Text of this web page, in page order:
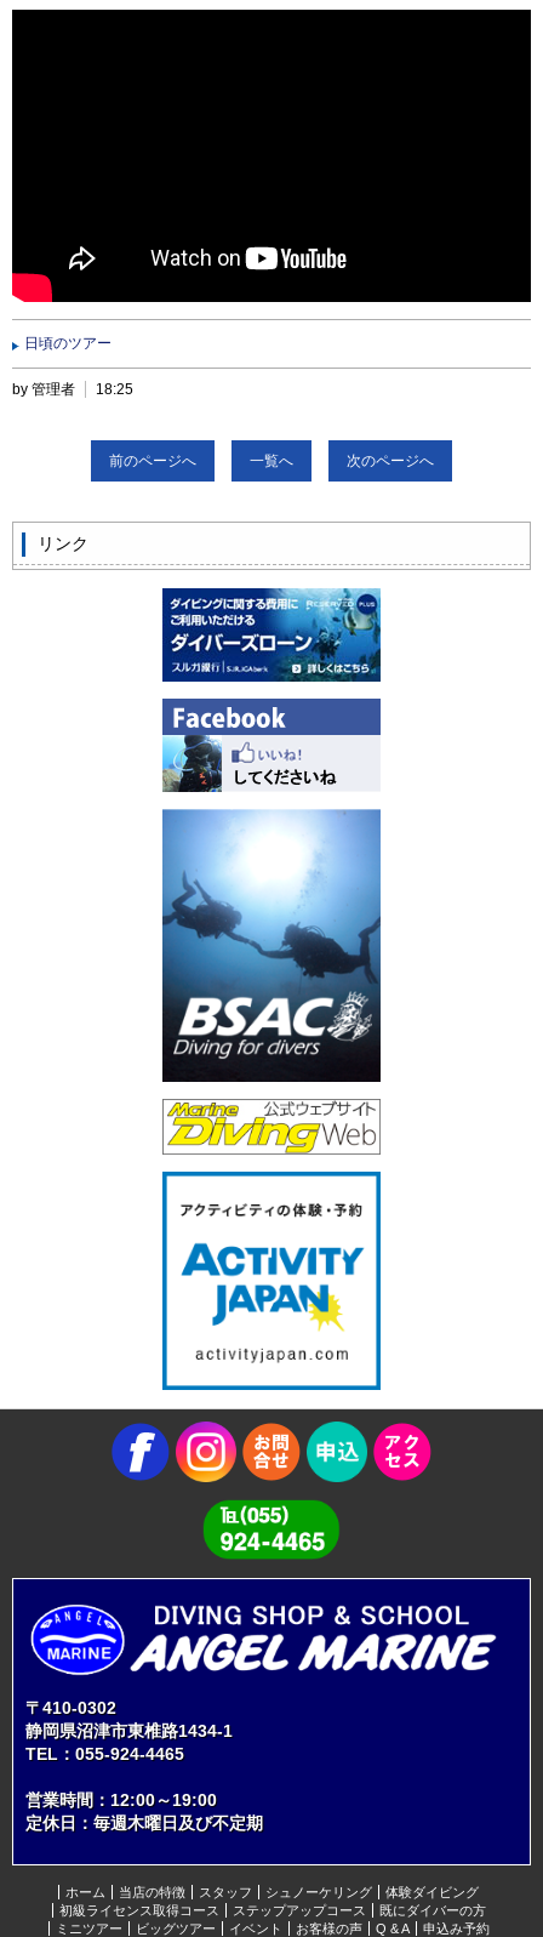
日頃のツアー
by 管理者 18:25
前のページへ 一覧へ 次のページへ
リンク
〒410-0302
静岡県沼津市東椎路1434-1
TEL： 055-924-4465
営業時間：12:00～19:00
定休日：毎週木曜日及び不定期
ホーム 当店の特徴 スタッフ シュノーケリング
体験ダイビング
初級ライセンス取得コース
ステップアップコース
既にダイバーの方
ミニツアー
ビッグツアー イベント お客様の声 Q & A 申込み予約